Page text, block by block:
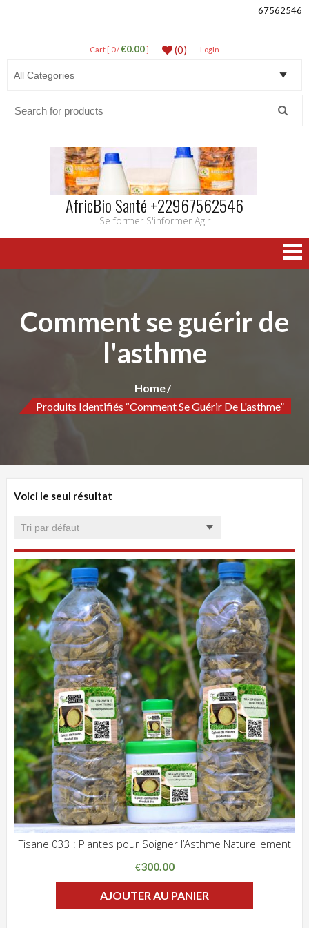
67562546
Cart [ 0 /€0.00] (0) LogIn
AfricBio Santé +22967562546
Se former S'informer Agir
Comment se guérir de
l'asthme
Home
Produits Identifiés “Comment Se Guérir De L'asthme”
Voici le seul résultat
Tisane 033 : Plantes pour Soigner l’Asthme Naturellement
€300.00
AJOUTER AU PANIER